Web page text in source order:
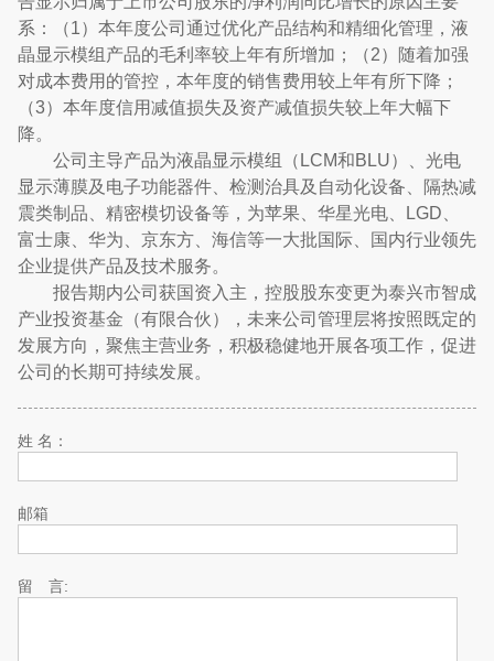
系：（1）本年度公司通过优化产品结构和精细化管理，液
晶显示模组产品的毛利率较上年有所增加；（2）随着加强
对成本费用的管控，本年度的销售费用较上年有所下降；
（3）本年度信用减值损失及资产减值损失较上年大幅下
降。
公司主导产品为液晶显示模组（LCM和BLU）、光电
显示薄膜及电子功能器件、检测治具及自动化设备、隔热减
震类制品、精密模切设备等，为苹果、华星光电、LGD、
富士康、华为、京东方、海信等一大批国际、国内行业领先
企业提供产品及技术服务。
报告期内公司获国资入主，控股股东变更为泰兴市智成
产业投资基金（有限合伙），未来公司管理层将按照既定的
发展方向，聚焦主营业务，积极稳健地开展各项工作，促进
公司的长期可持续发展。
姓 名：
邮箱
留 言: